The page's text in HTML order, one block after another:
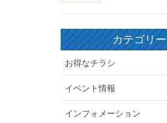
カテゴリー
お得なチラシ
イベント情報
インフォメーション